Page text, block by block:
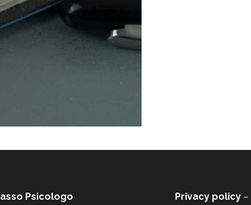
Psicologo
Privacy policy–